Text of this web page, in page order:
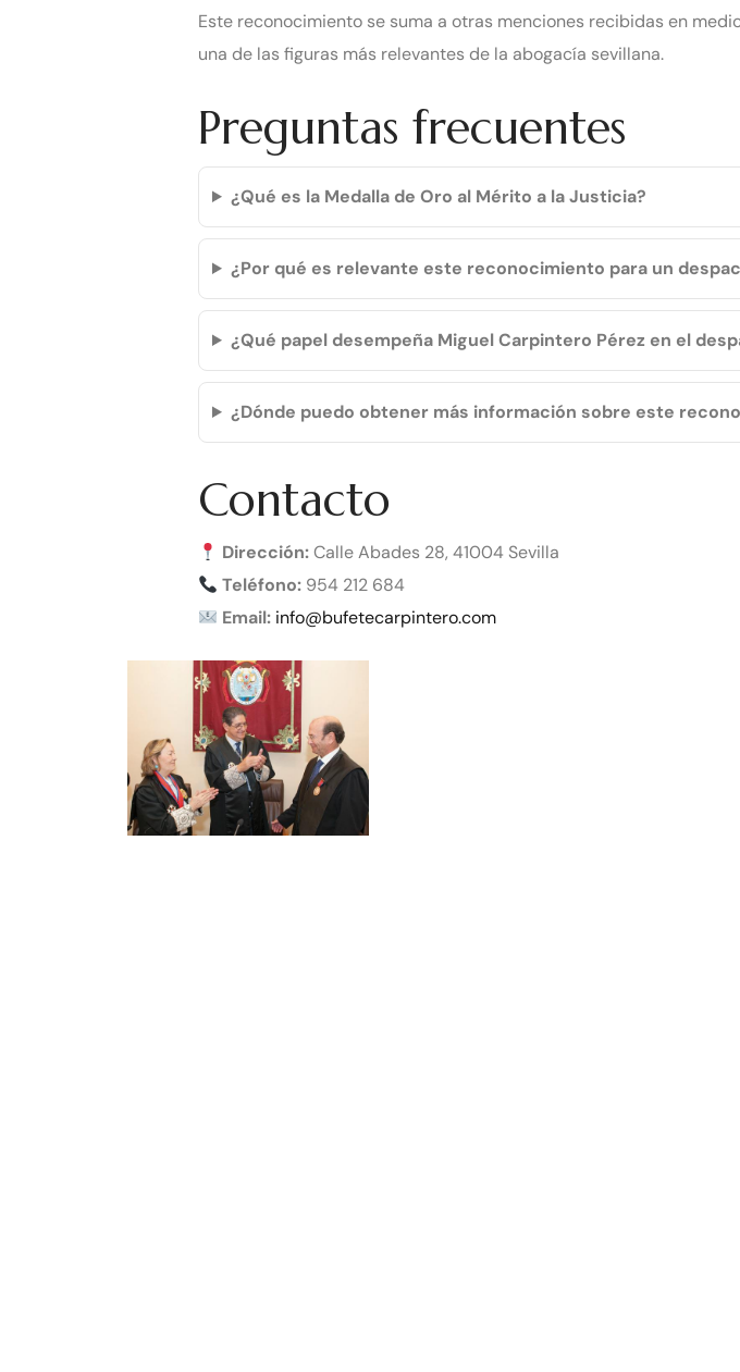
Este reconocimiento se suma a otras menciones recibidas en
una de las figuras más relevantes de la abogacía sevillana.
Preguntas frecuentes
¿Qué es la Medalla de Oro al Mérito a la Justicia?
¿Por qué es relevante este reconocimiento para un
¿Qué papel desempeña Miguel Carpintero Pérez en el
¿Dónde puedo obtener más información sobre este
Contacto
Dirección:Calle Abades 28, 41004 Sevilla
Teléfono: 954 212 684
Email: info@bufetecarpintero.com